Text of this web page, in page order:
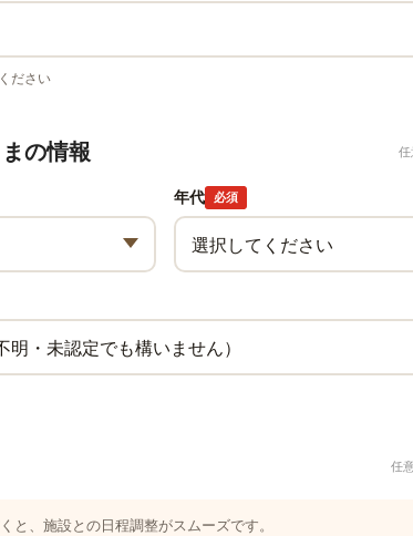
ださい
の情報
年代 必須
任
と、施設との日程調整がスムーズです。